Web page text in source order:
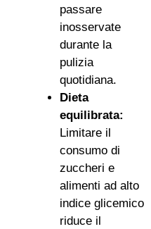
passare
inosservate
durante la
pulizia
quotidiana.
Dieta
equilibrata:
Limitare il
consumo di
zuccheri e
alimenti ad alto
indice glicemico
riduce il